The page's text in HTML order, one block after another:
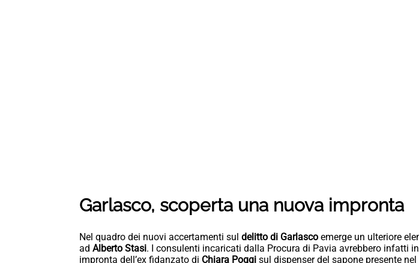
Garlasco, scoperta una nuova impronta
Nel quadro dei nuovi accertamenti sul delitto di Garlasco emerge un ulteriore
ad Alberto Stasi. I consulenti incaricati dalla Procura di Pavia avrebbero infatti
impronta dell’ex fidanzato di Chiara Poggi sul dispenser del sapone presente